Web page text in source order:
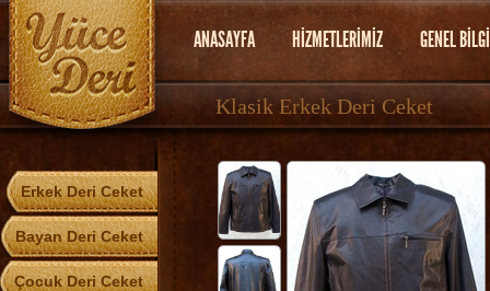
ANASAYFA HİZMETLERİMİZ GENEL
Klasik Erkek Deri Ceket
Erkek Deri Ceket
Bayan Deri Ceket
Çocuk Deri Ceket